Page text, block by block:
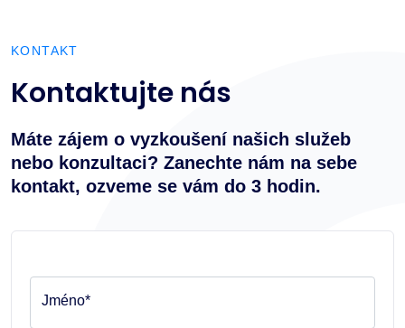
KONTAKT
Kontaktujte nás
Máte zájem o vyzkoušení našich služeb
nebo konzultaci? Zanechte nám na sebe
kontakt, ozveme se vám do 3 hodin.
Jméno*